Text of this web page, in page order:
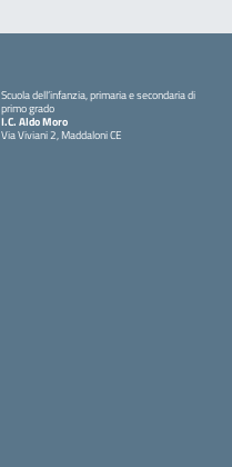
Scuola dell’infanzia, primaria e secondaria di
primo grado
I.C. Aldo Moro
Via Viviani 2, Maddaloni CE